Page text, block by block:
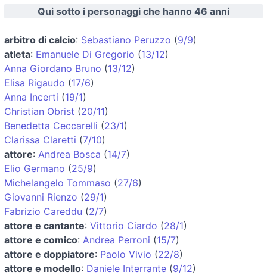
Qui sotto i personaggi che hanno 46 anni
arbitro di calcio: Sebastiano Peruzzo (9/9)
atleta: Emanuele Di Gregorio (13/12)
Anna Giordano Bruno (13/12)
Elisa Rigaudo (17/6)
Anna Incerti (19/1)
Christian Obrist (20/11)
Benedetta Ceccarelli (23/1)
Clarissa Claretti (7/10)
attore: Andrea Bosca (14/7)
Elio Germano (25/9)
Michelangelo Tommaso (27/6)
Giovanni Rienzo (29/1)
Fabrizio Careddu (2/7)
attore e cantante: Vittorio Ciardo (28/1)
attore e comico: Andrea Perroni (15/7)
attore e doppiatore: Paolo Vivio (22/8)
attore e modello: Daniele Interrante (9/12)